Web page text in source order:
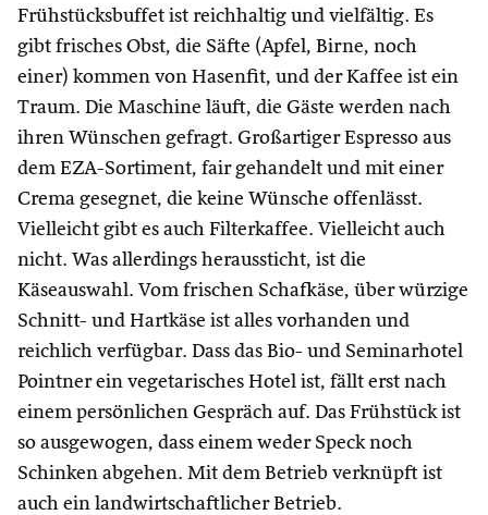
Frühstücksbuffet ist reichhaltig und vielfältig. Es
gibt frisches Obst, die Säfte (Apfel, Birne, noch
einer) kommen von Hasenfit, und der Kaffee ist ein
Traum. Die Maschine läuft, die Gäste werden nach
ihren Wünschen gefragt. Großartiger Espresso aus
dem EZA-Sortiment, fair gehandelt und mit einer
Crema gesegnet, die keine Wünsche offenlässt.
Vielleicht gibt es auch Filterkaffee. Vielleicht auch
nicht. Was allerdings heraussticht, ist die
Käseauswahl. Vom frischen Schafkäse, über würzige
Schnitt- und Hartkäse ist alles vorhanden und
reichlich verfügbar. Dass das Bio- und Seminarhotel
Pointner ein vegetarisches Hotel ist, fällt erst nach
einem persönlichen Gespräch auf. Das Frühstück ist
so ausgewogen, dass einem weder Speck noch
Schinken abgehen. Mit dem Betrieb verknüpft ist
auch ein landwirtschaftlicher Betrieb.